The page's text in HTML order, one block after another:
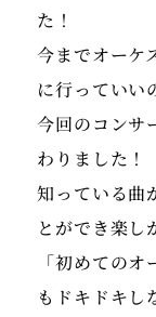
た！
今までオーケ
に行っていい
今回のコンサ
わりました！
知っている曲
とができ楽し
「初めての
もドキドキし